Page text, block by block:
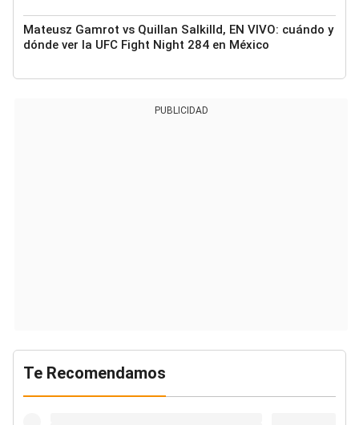
Mateusz Gamrot vs Quillan Salkilld, EN VIVO: cuándo y
dónde ver la UFC Fight Night 284 en México
PUBLICIDAD
Te Recomendamos